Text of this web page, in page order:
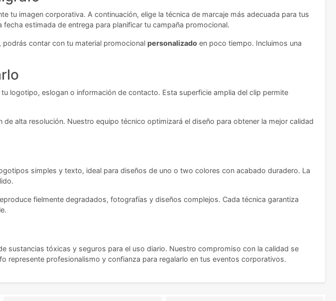
tu imagen corporativa. A continuación, elige la técnica de marcaje más adecuada para tus
estimada de entrega para planificar tu campaña promocional.
contar con tu material promocional personalizado en poco tiempo. Incluimos una
logotipo, eslogan o información de contacto. Esta superficie amplia del clip permite
alta resolución. Nuestro equipo técnico optimizará el diseño para obtener la mejor calidad
simples y texto, ideal para diseños de uno o two colores con acabado duradero. La
fielmente degradados, fotografías y diseños complejos. Cada técnica garantiza
sustancias tóxicas y seguros para el uso diario. Nuestro compromiso con la calidad se
represente profesionalismo y confianza para regalarlo en tus eventos corporativos.